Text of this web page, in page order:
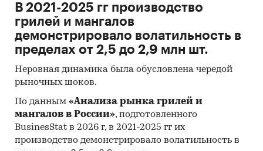
В 2021-2025 гг производство
грилей и мангалов
демонстрировало волатильность в
пределах от 2,5 до 2,9 млн шт.
Неровная динамика была обусловлена чередой
рыночных шоков.
По данным «Анализа рынка грилей и
мангалов в России», подготовленного
BusinesStat в 2026 г, в 2021-2025 гг их
производство демонстрировало волатильность в